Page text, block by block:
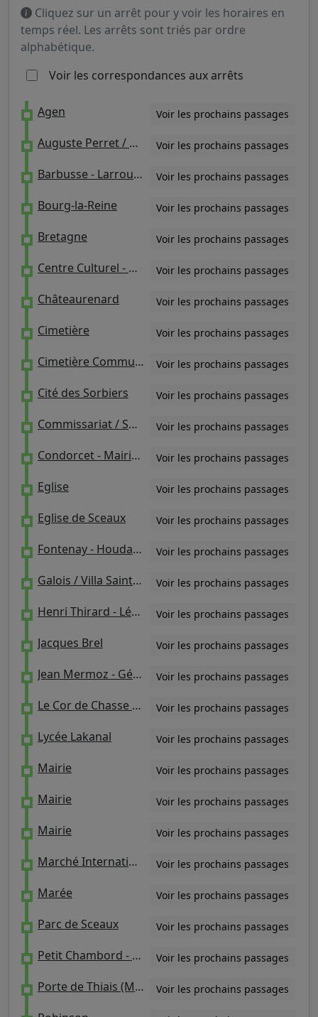
Cliquez sur un arrêt pour y voir les horaires en
temps réel. Les arrêts sont triés par ordre
alphabétique.
Voir les correspondances aux arrêts
Agen Voir les prochains passages
Auguste Perret / Cimetière Parisien de Thiais Voir les prochains passages
Barbusse - Larroumes Voir les prochains passages
Bourg-la-Reine Voir les prochains passages
Bretagne Voir les prochains passages
Centre Culturel - André Malraux / Mairie - Théâtre Voir les prochains passages
Châteaurenard Voir les prochains passages
Cimetière Voir les prochains passages
Cimetière Communal Voir les prochains passages
Cité des Sorbiers Voir les prochains passages
Commissariat / Sous-Préfecture - Roseraie Voir les prochains passages
Condorcet - Mairie RER / Conservatoire Voir les prochains passages
Eglise Voir les prochains passages
Eglise de Sceaux Voir les prochains passages
Fontenay - Houdan / Camberwell Voir les prochains passages
Galois / Villa Saint-Cyr Voir les prochains passages
Henri Thirard - Léon Jouhaux Voir les prochains passages
Jacques Brel Voir les prochains passages
Jean Mermoz - Général de Gaulle / Lycée Pauline Roland Voir les prochains passages
Le Cor de Chasse / Belle Epine Nord Voir les prochains passages
Lycée Lakanal Voir les prochains passages
Mairie Voir les prochains passages
Mairie Voir les prochains passages
Mairie Voir les prochains passages
Marché International de Rungis Voir les prochains passages
Marée Voir les prochains passages
Parc de Sceaux Voir les prochains passages
Petit Chambord - Lycée Lakanal Voir les prochains passages
Porte de Thiais (Marché international) Voir les prochains passages